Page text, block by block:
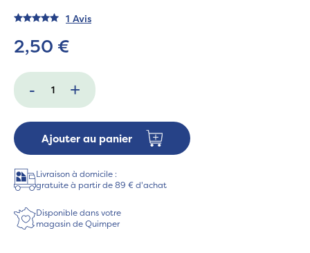
1 Avis
2,50 €
- +
Ajouter au panier
Livraison à domicile :
gratuite à partir de 89 € d'achat
Disponible dans votre
magasin de Quimper